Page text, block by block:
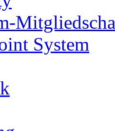
System